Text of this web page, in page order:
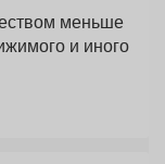
меньше
и иного